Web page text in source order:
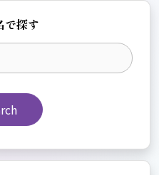
で探す